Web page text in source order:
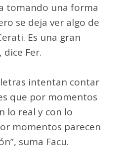
tomando una forma
se deja ver algo de
Es una gran
dice Fer.
intentan contar
que por momentos
lo real y con lo
momentos parecen
suma Facu.